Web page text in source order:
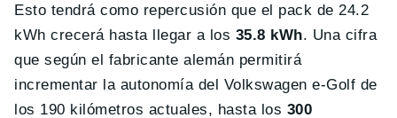
Esto tendrá como repercusión que el pack de 24.2
kWh crecerá hasta llegar a los 35.8 kWh. Una cifra
que según el fabricante alemán permitirá
incrementar la autonomía del Volkswagen e-Golf de
los 190 kilómetros actuales, hasta los 300